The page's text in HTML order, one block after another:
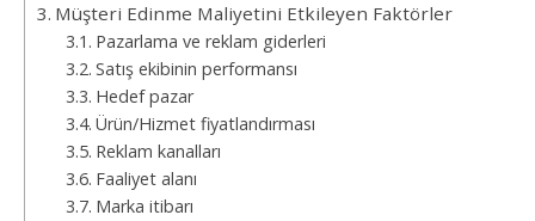
Müşteri Edinme Maliyetini Etkileyen Faktörler
Pazarlama ve reklam giderleri
Satış ekibinin performansı
Hedef pazar
Ürün/Hizmet fiyatlandırması
Reklam kanalları
Faaliyet alanı
Marka itibarı